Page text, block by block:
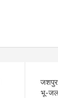
जशपुर
भू-जल